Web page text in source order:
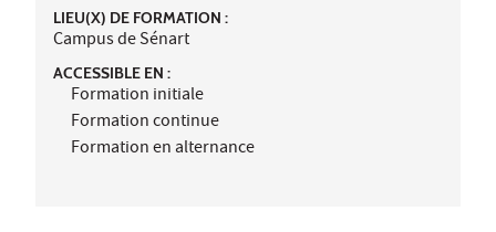
LIEU(X) DE FORMATION :
Campus de Sénart
ACCESSIBLE EN :
Formation initiale
Formation continue
Formation en alternance